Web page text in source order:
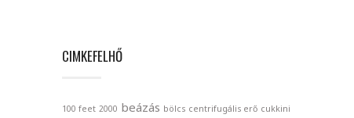
CIMKEFELHŐ
100 feet 2000 beázás bölcs centrifugális erő cukkini